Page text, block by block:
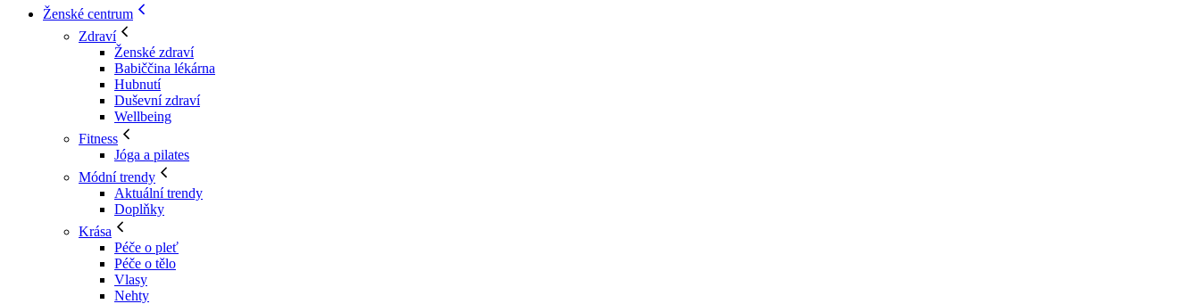
Ženské centrum
Zdraví
Ženské zdraví
Babiččina lékárna
Hubnutí
Duševní zdraví
Wellbeing
Fitness
Jóga a pilates
Módní trendy
Aktuální trendy
Doplňky
Krása
Péče o pleť
Péče o tělo
Vlasy
Nehty